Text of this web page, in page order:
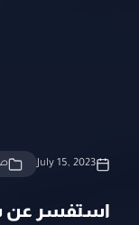
July 15, 2023
استفسر عن